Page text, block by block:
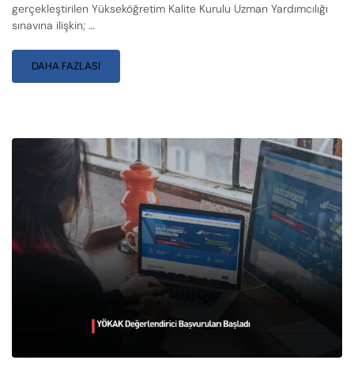
gerçekleştirilen Yükseköğretim Kalite Kurulu Uzman Yardımcılığı
sınavına ilişkin; …
DAHA FAZLASI